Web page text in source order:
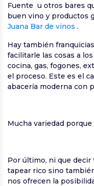
Fuente u otros bares
buen vino y productos
Juana Bar de vinos .
Hay también
facilitarle las cosas a
cocina, gas, fogones,
el proceso. Este es el
abacería moderna con
Mucha variedad
Por último, ni que
tapear rico sino
nos ofrecen la